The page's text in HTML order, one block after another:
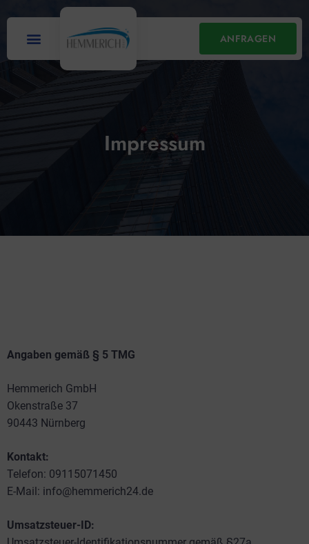
ANFRAGEN
Impressum
Angaben gemäß § 5 TMG
Hemmerich GmbH
Okenstraße 37
90443 Nürnberg
Kontakt:
Telefon: 09115071450
E-Mail: info@hemmerich24.de
Umsatzsteuer-ID: